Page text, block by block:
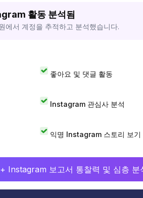
활동 분석됨
에서 계정을 추적하고 분석했습니다.
좋아요 및 댓글 활동
Instagram 관심사 분석
익명 Instagram 스토리 보기
+ Instagram 보고서 통찰력 및 심층 분